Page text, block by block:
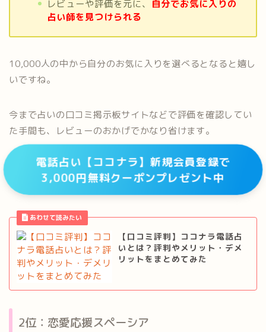
レビューや評価を元に、
自分でお気に入りの
占い師を見つけられる
10,000人の中から自分のお気に入りを選べるとなると嬉し
いですね。
今まで占いの口コミ掲示板サイトなどで評価を確認してい
た手間も、レビューのおかげでかなり省けます。
電話占い【ココナラ】新規会員登録で
3,000円無料クーポンプレゼント中
【口コミ評判】ココナラ電話占
いとは？評判やメリット・デメ
リットをまとめてみた
2位：恋愛応援スペーシア